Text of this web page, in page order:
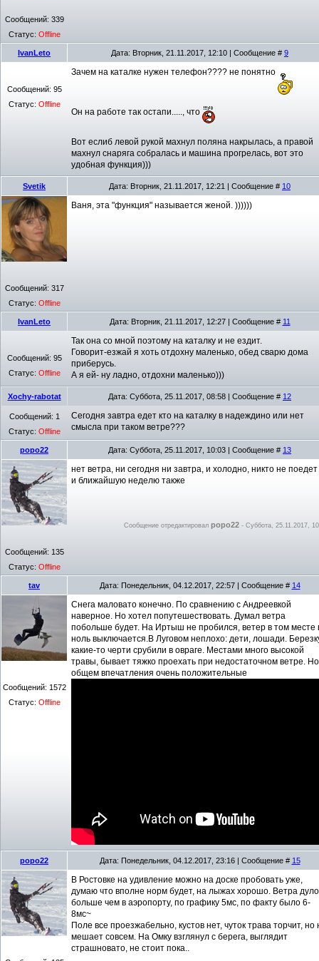
Сообщений: 339
Статус: Offline
IvanLeto Дата: Вторник, 21.11.2017, 12:10 | Сообщение # 9
Сообщений: 95
Статус: Offline
Зачем на каталке нужен телефон???? не понятно
Он на работе так остапи....., что
Вот еслиб левой рукой махнул поляна накрылась, а правой
махнул снаряга собралась и машина прогрелась, вот это
удобная функция)))
Svetik Дата: Вторник, 21.11.2017, 12:21 | Сообщение # 10
Сообщений: 317
Статус: Offline
Ваня, эта "функция" называется женой. ))))))
IvanLeto Дата: Вторник, 21.11.2017, 12:27 | Сообщение # 11
Сообщений: 95
Статус: Offline
Так она со мной поэтому на каталку и не ездит.
Говорит-езжай я хоть отдохну маленько, обед сварю дома
приберусь.
А я ей- ну ладно, отдохни маленько)))
Xochy-rabotat Дата: Суббота, 25.11.2017, 08:58 | Сообщение # 12
Сообщений: 1
Статус: Offline
Сегодня завтра едет кто на каталку в надеждино или нет
смысла при таком ветре???
popo22 Дата: Суббота, 25.11.2017, 10:03 | Сообщение # 13
Сообщений: 135
Статус: Offline
нет ветра, ни сегодня ни завтра, и холодно, никто не поедет
и ближайшую неделю также
Сообщение отредактировал popo22 - Суббота, 25.11.2017,
tav Дата: Понедельник, 04.12.2017, 22:57 | Сообщение # 14
Сообщений: 1572
Статус: Offline
Снега маловато конечно. По сравнению с Андреевкой
наверное. Но хотел попутешествовать. Думал ветра
побольше будет. На Иртыш не пробился, ветер в том месте
ноль выключается.В Луговом неплохо: дети, лошади.
какие-то черти срубили в овраге. Местами много высокой
травы, бывает тяжко проехать при недостаточном ветре.
общем впечатления очень положительные
popo22 Дата: Понедельник, 04.12.2017, 23:16 | Сообщение # 15
В Ростовке на удивление можно на доске пробовать уже,
думаю что вполне норм будет, на лыжах хорошо. Ветра дуло
больше чем в аэропорту, по графику 5мс, по факту было 6-
8мс~
Поле все проезжабельно, кустов нет, чуток трава торчит, но
мешает совсем. На Омку взглянул с берега, выглядит
страшновато, не стоит пока..